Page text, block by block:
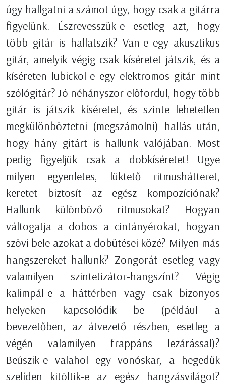
úgy hallgatni a számot úgy, hogy csak a gitárra
figyelünk. Észrevesszük-e esetleg azt, hogy
több gitár is hallatszik? Van-e egy akusztikus
gitár, amelyik végig csak kíséretet játszik, és a
kíséreten lubickol-e egy elektromos gitár mint
szólógitár? Jó néhányszor előfordul, hogy több
gitár is játszik kíséretet, és szinte lehetetlen
megkülönböztetni (megszámolni) hallás után,
hogy hány gitárt is hallunk valójában. Most
pedig figyeljük csak a dobkíséretet! Ugye
milyen egyenletes, lüktető ritmushátteret,
keretet biztosít az egész kompozíciónak?
Hallunk különböző ritmusokat? Hogyan
váltogatja a dobos a cintányérokat, hogyan
szövi bele azokat a dobütései közé? Milyen más
hangszereket hallunk? Zongorát esetleg vagy
valamilyen szintetizátor-hangszínt? Végig
kalimpál-e a háttérben vagy csak bizonyos
helyeken kapcsolódik be (például a
bevezetőben, az átvezető részben, esetleg a
végén valamilyen frappáns lezárással)?
Beúszik-e valahol egy vonóskar, a hegedűk
szelíden kitöltik-e az egész hangzásvilágot?